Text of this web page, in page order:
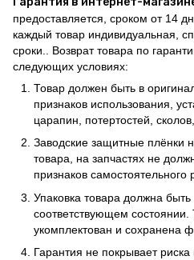
предоставляется, сроком от 14
каждый товар индивидуальная,
сроки.. Возврат товара по
следующих условиях:
Товар должен быть в
признаков использования,
царапин, потертостей,
Заводские защитные плёнки
товара, на запчастях не
признаков самостоятельного
Упаковка товара должна
соответствующем состоянии.
укомплектован и сохранена
Гарантия не покрывает